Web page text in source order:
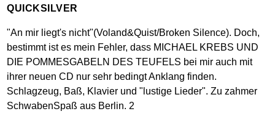
QUICKSILVER
"An mir liegt's nicht"(Voland&Quist/Broken Silence). Doch,
bestimmt ist es mein Fehler, dass MICHAEL KREBS UND
DIE POMMESGABELN DES TEUFELS bei mir auch mit
ihrer neuen CD nur sehr bedingt Anklang finden.
Schlagzeug, Baß, Klavier und "lustige Lieder". Zu zahmer
SchwabenSpaß aus Berlin. 2